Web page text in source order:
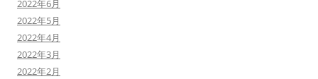
2022年6月
2022年5月
2022年4月
2022年3月
2022年2月